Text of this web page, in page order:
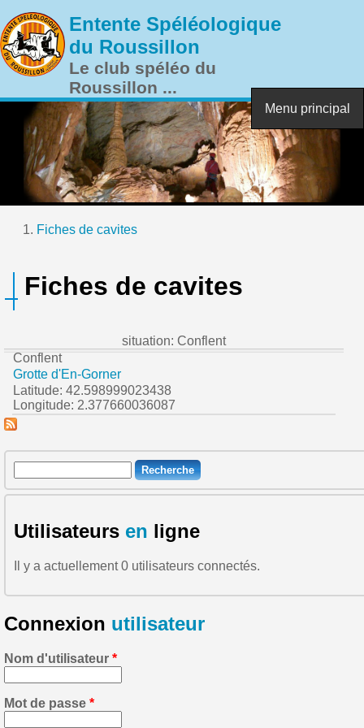
Entente Spéléologique
du Roussillon
Le club spéléo du
Roussillon ...
Menu principal
Fiches de cavites
Fiches de cavites
situation: Conflent
Conflent
Grotte d'En-Gorner
Latitude: 42.598999023438
Longitude: 2.377660036087
Formulaire de recherche
Recherche
Utilisateurs en ligne
Il y a actuellement 0 utilisateurs connectés.
Connexion utilisateur
Nom d'utilisateur *
Mot de passe *